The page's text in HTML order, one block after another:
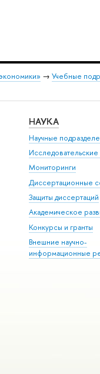
→ Учебные
НАУКА
Научные
Мониторинги
Диссертационные
Защиты диссертаций
Академическое
Конкурсы и гранты
Внешние научно-
информационные